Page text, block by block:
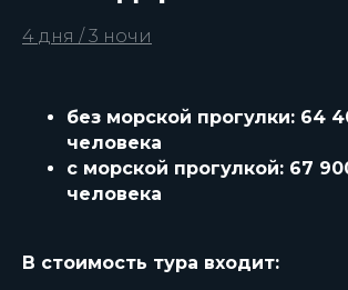
4 дня / 3 ночи
без морской прогулки: 64
человека
с морской прогулкой: 67
человека
В стоимость тура входит: